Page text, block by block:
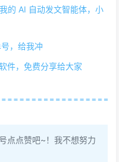
的 AI 自动发文智能体，小
，给我冲
件，免费分享给大家
点点赞吧~！我不想努力